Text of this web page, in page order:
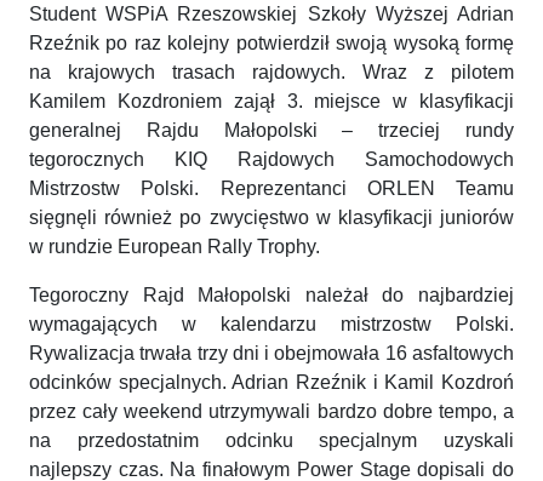
Student WSPiA Rzeszowskiej Szkoły Wyższej Adrian
Rzeźnik po raz kolejny potwierdził swoją wysoką formę
na krajowych trasach rajdowych. Wraz z pilotem
Kamilem Kozdroniem zajął 3. miejsce w klasyfikacji
generalnej Rajdu Małopolski – trzeciej rundy
tegorocznych KIQ Rajdowych Samochodowych
Mistrzostw Polski. Reprezentanci ORLEN Teamu
sięgnęli również po zwycięstwo w klasyfikacji juniorów
w rundzie European Rally Trophy.
Tegoroczny Rajd Małopolski należał do najbardziej
wymagających w kalendarzu mistrzostw Polski.
Rywalizacja trwała trzy dni i obejmowała 16 asfaltowych
odcinków specjalnych. Adrian Rzeźnik i Kamil Kozdroń
przez cały weekend utrzymywali bardzo dobre tempo, a
na przedostatnim odcinku specjalnym uzyskali
najlepszy czas. Na finałowym Power Stage dopisali do